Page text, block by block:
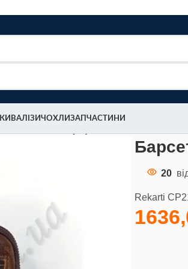
ВАЛІЗИЧОХЛИЗАПЧАСТИНИ
20
Rekarti